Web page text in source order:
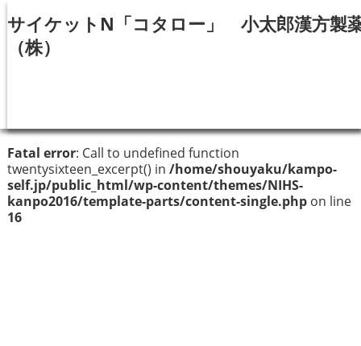
サイケットN「コタロー」 小太郎漢方製
（株）
Fatal error: Call to undefined function
twentysixteen_excerpt() in /home/shouyaku/kampo-
self.jp/public_html/wp-content/themes/NIHS-
kanpo2016/template-parts/content-single.phpon line
16